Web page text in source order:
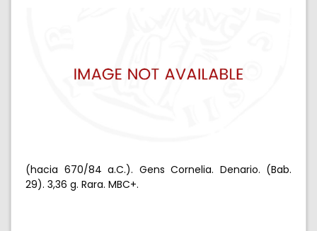
(hacia 670/84 a.C.). Gens Cornelia. Denario. (Bab.
29). 3,36 g. Rara. MBC+.